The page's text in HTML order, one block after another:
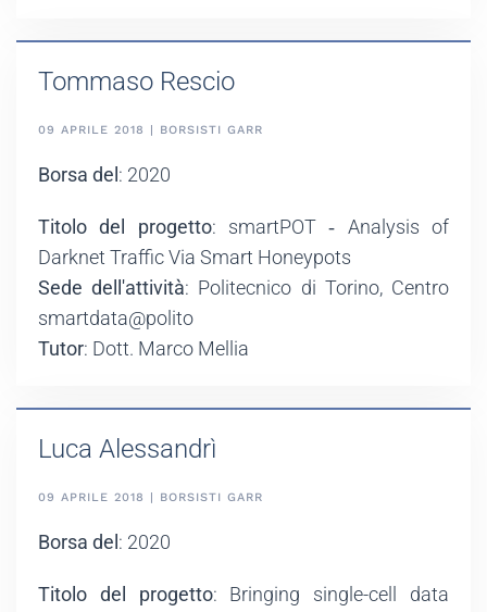
Tommaso Rescio
09 APRILE 2018 | BORSISTI GARR
Borsa del : 2020
Titolo del progetto: smartPOT ‐ Analysis of
Darknet Traffic Via Smart Honeypots
Sede dell'attività: Politecnico di Torino, Centro
smartdata@polito
Tutor: Dott. Marco Mellia
Luca Alessandrì
09 APRILE 2018 | BORSISTI GARR
Borsa del : 2020
Titolo del progetto: Bringing single-cell data